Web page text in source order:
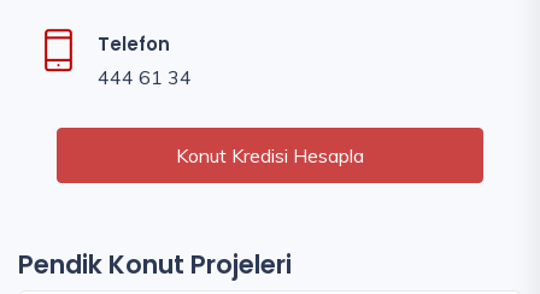
Telefon
444 61 34
Konut Kredisi Hesapla
Pendik Konut Projeleri